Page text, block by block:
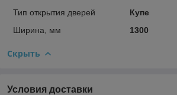
Тип открытия дверей
Купе
Ширина, мм
1300
Скрыть
Условия доставки